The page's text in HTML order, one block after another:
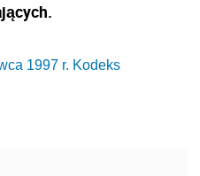
1997 r. Kodeks